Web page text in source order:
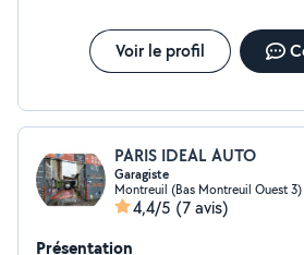
Voir le profil
PARIS IDEAL AUTO
Garagiste
Montreuil (Bas Montreuil Ouest 3)
4,4/5 (7 avis)
Présentation